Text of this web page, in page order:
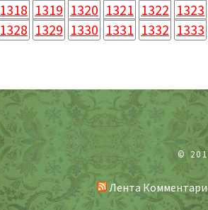
1318 1319 1320 1321 1322 1323
1328 1329 1330 1331 1332 1333
©
Лента